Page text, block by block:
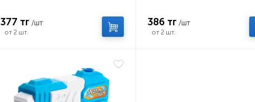
377 тг /шт
от 2 шт.
386 тг /шт
от 2 шт.